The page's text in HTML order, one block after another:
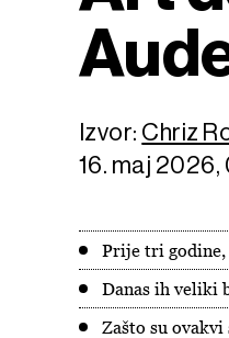
Izvor: Chriz
16. maj
Prije tri
Danas ih veliki
Zašto su